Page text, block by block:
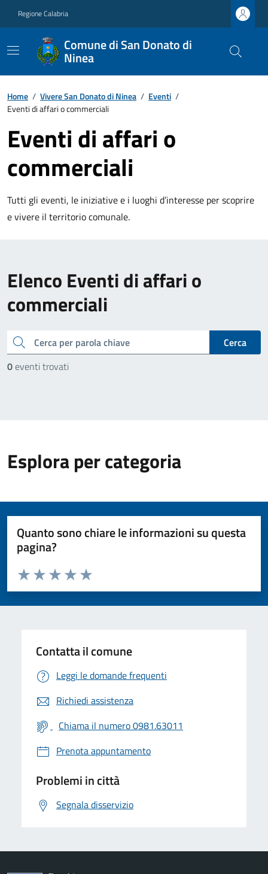
Regione Calabria
Comune di San Donato di
Ninea
Home / Vivere San Donato di Ninea / Eventi /
Eventi di affari o commerciali
Eventi di affari o
commerciali
Tutti gli eventi, le iniziative e i luoghi d’interesse per scoprire
e vivere il territorio comunale.
Elenco Eventi di affari o
commerciali
cerca
Cerca
0eventi trovati
Esplora per categoria
Quanto sono chiare le informazioni su questa
pagina?
Valuta da 1 a 5 stelle la pagina
Valuta 5 stelle su 5
Valuta 4 stelle su 5
Valuta 3 stelle su 5
Valuta 2 stelle su 5
Valuta 1 stelle su 5
Contatta il comune
Leggi le domande frequenti
Richiedi assistenza
Chiama il numero 0981.63011
Prenota appuntamento
Problemi in città
Segnala disservizio